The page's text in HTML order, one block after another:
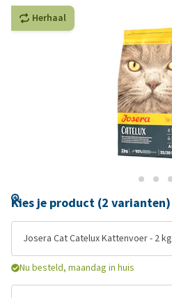
Herhaal
Kies je product (2 varianten)
Josera Cat Catelux Kattenvoer - 2 kg
Nu besteld, maandag in huis